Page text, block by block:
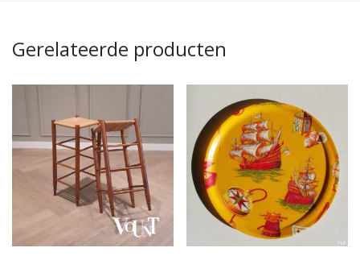
Gerelateerde producten